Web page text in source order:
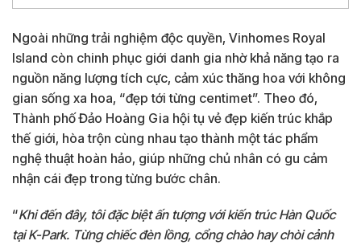
Ngoài những trải nghiệm độc quyền, Vinhomes Royal
Island còn chinh phục giới danh gia nhờ khả năng tạo ra
nguồn năng lượng tích cực, cảm xúc thăng hoa với không
gian sống xa hoa, “đẹp tới từng centimet”. Theo đó,
Thành phố Đảo Hoàng Gia hội tụ vẻ đẹp kiến trúc khắp
thế giới, hòa trộn cùng nhau tạo thành một tác phẩm
nghệ thuật hoàn hảo, giúp những chủ nhân có gu cảm
nhận cái đẹp trong từng bước chân.
“Khi đến đây, tôi đặc biệt ấn tượng với kiến trúc Hàn Quốc
tại K-Park. Từng chiếc đèn lồng, cổng chào hay chòi cảnh